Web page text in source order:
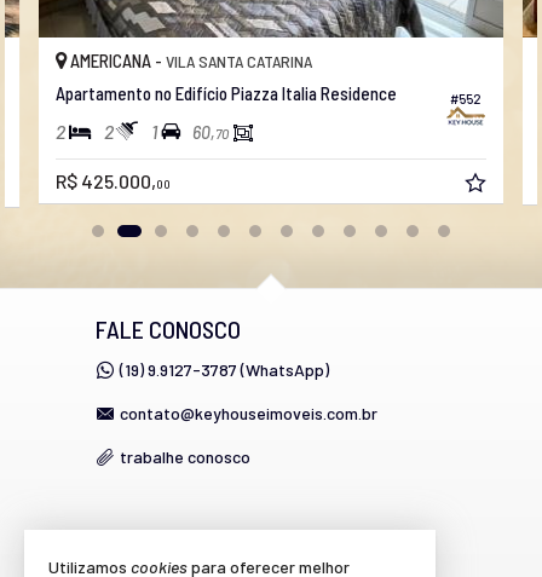
#552
AMERICANA -VILA SANTA CATARINA
Apartamento no Edifício Piazza Italia Residence
2 2 1 60,70
R$ 425.000,00
FALE CONOSCO
(19) 9.9127-3787 (WhatsApp)
contato@keyhouseimoveis.com.br
trabalhe conosco
Utilizamos cookiespara oferecer melhor